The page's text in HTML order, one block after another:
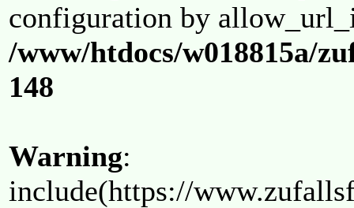
configuration by
/www/htdocs/w018815a/
148
Warning:
include(https://